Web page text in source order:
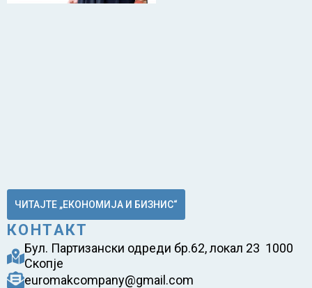
ЧИТАЈТЕ „ЕКОНОМИЈА И БИЗНИС“
КОНТАКТ
Бул. Партизански одреди бр.62, локал 23 1000
Скопје
euromakcompany@gmail.com